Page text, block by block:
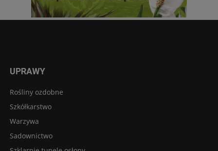
UPRAWY
Rośliny ozdobne
Szkółkarstwo
Warzywa
Sadownictwo